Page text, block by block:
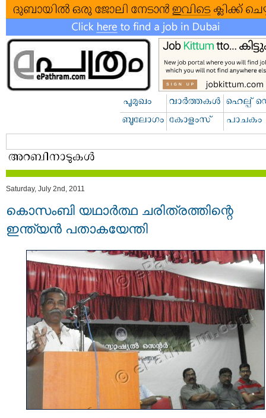
Saturday, July 2nd, 2011
കൊസംബി യഥാര്‍ത്ഥ ചരിത്രത്തിന്റെ
ഇന്ത്യന്‍ പതാകയേന്തി